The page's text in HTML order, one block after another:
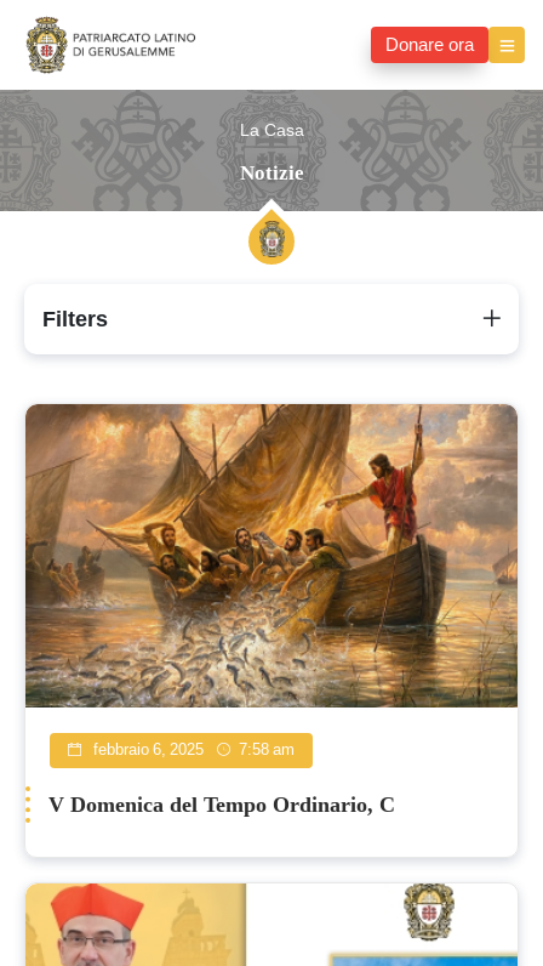
Donare ora
La Casa
Notizie
Filters
Notizie
febbraio 6, 2025 7:58 am
V Domenica del Tempo Ordinario, C